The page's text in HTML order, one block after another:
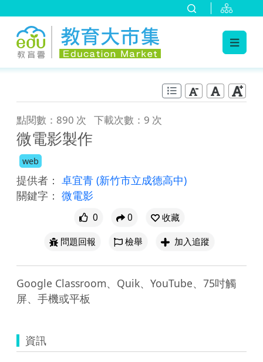
點閱數：890 次 下載次數：9 次
微電影製作
web
提供者： 卓宜青 (新竹市立成德高中)
關鍵字： 微電影
0 0
收藏
問題回報
檢舉 加入追蹤
Google Classroom、Quik、YouTube、75吋觸
屏、手機或平板
資訊